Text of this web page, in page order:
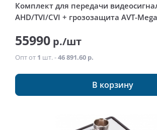
Комплект для передачи
AHD/TVI/CVI + грозозащита AVT-
55990 р./шт
Опт от 1 шт. -46 891.60 р.
В корзину